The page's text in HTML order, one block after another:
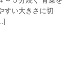
すい大きさに切